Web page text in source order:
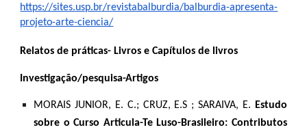
https://sites.usp.br/revistabalburdia/balburdia-apresenta-
projeto-arte-ciencia/
Relatos de práticas- Livros e Capítulos de livros
Investigação/pesquisa-Artigos
MORAIS JUNIOR, E. C.; CRUZ, E.S ; SARAIVA, E.
Estudo
sobre o Curso Articula-Te Luso-Brasileiro: Contributos